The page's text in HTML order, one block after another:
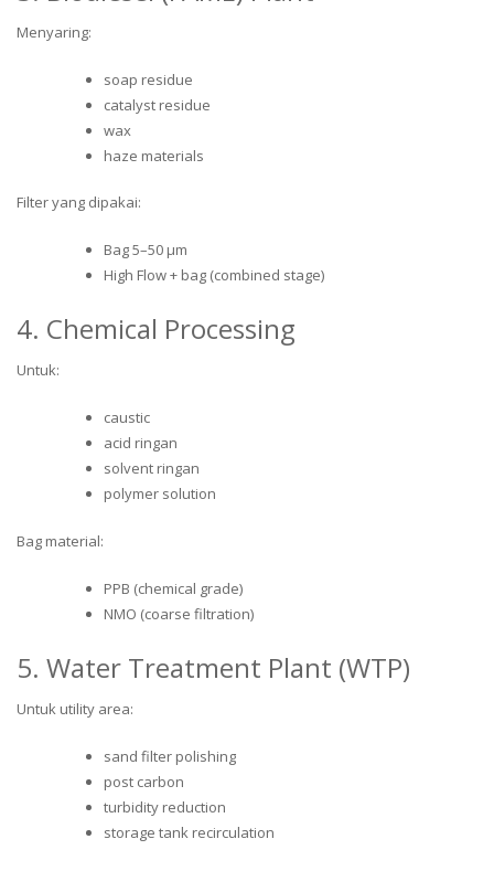
Menyaring:
soap residue
catalyst residue
wax
haze materials
Filter yang dipakai:
Bag 5–50 µm
High Flow + bag (combined stage)
4. Chemical Processing
Untuk:
caustic
acid ringan
solvent ringan
polymer solution
Bag material:
PPB (chemical grade)
NMO (coarse filtration)
5. Water Treatment Plant (WTP)
Untuk utility area:
sand filter polishing
post carbon
turbidity reduction
storage tank recirculation